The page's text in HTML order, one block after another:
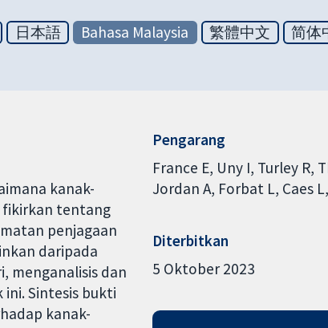
日本語 Bahasa Malaysia 繁體中文 简体
kanak-
fikirkan tentang
penjagaan
daripada
menganalisis dan
Sintesis bukti
kanak-
Pengarang
France E Uny I Turley R
Jordan A Forbat L Caes L
Diterbitkan
5 Oktober 2023